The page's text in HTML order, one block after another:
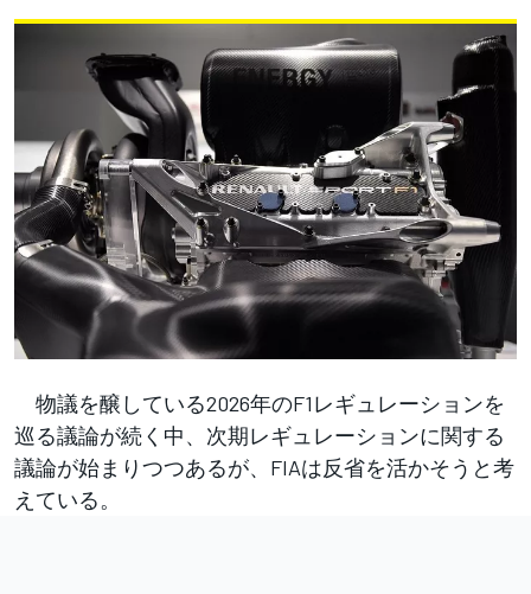
物議を醸している2026年のF1レギュレーションを
巡る議論が続く中、次期レギュレーションに関する
議論が始まりつつあるが、FIAは反省を活かそうと考
えている。